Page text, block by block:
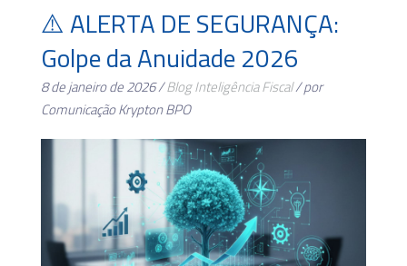
⚠️ ALERTA DE SEGURANÇA:
Golpe da Anuidade 2026
8 de janeiro de 2026 /BlogInteligência Fiscal/ por
Comunicação Krypton BPO